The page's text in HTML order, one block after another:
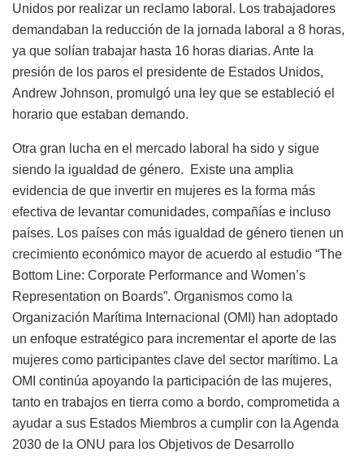
Unidos por realizar un reclamo laboral. Los trabajadores
demandaban la reducción de la jornada laboral a 8 horas,
ya que solían trabajar hasta 16 horas diarias. Ante la
presión de los paros el presidente de Estados Unidos,
Andrew Johnson, promulgó una ley que se estableció el
horario que estaban demando.
Otra gran lucha en el mercado laboral ha sido y sigue
siendo la igualdad de género.
Existe una amplia
evidencia de que invertir en mujeres es la forma más
efectiva de levantar comunidades, compañías e incluso
países. Los países con más igualdad de género tienen un
crecimiento económico mayor de acuerdo al estudio “The
Bottom Line: Corporate Performance and Women’s
Representation on Boards”. Organismos como la
Organización Marítima Internacional (OMI) han adoptado
un enfoque estratégico para incrementar el aporte de las
mujeres como participantes clave del sector marítimo. La
OMI continúa apoyando la participación de las mujeres,
tanto en trabajos en tierra como a bordo, comprometida a
ayudar a sus Estados Miembros a cumplir con la Agenda
2030 de la ONU para los Objetivos de Desarrollo